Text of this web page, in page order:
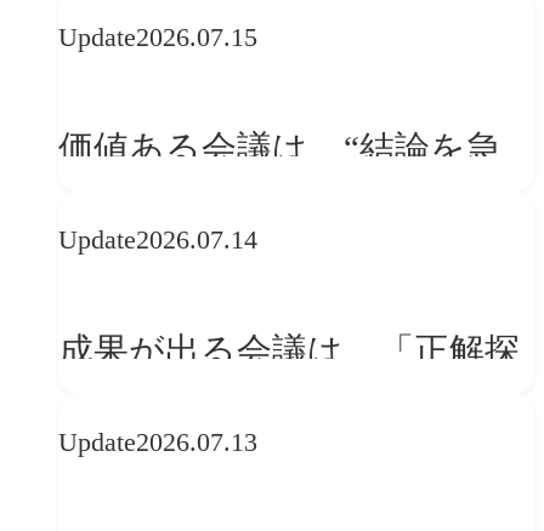
望
Update2026.07.15
価値ある会議は、“結論を急
場”である
Update2026.07.14
成果が出る会議は、「正解探
Update2026.07.13